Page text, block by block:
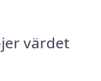
värdet